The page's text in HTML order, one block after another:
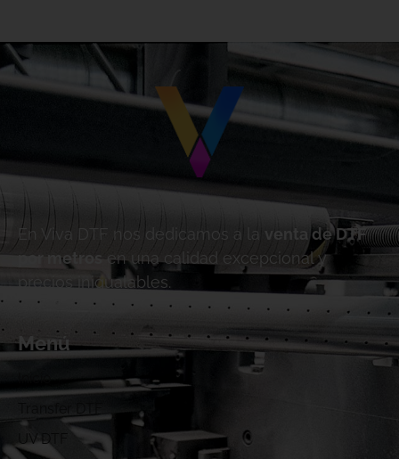
En Viva DTF nos dedicamos a la
venta de DTF
por metros
en una calidad excepcional y
precios inigualables.
Menú
UV DTF